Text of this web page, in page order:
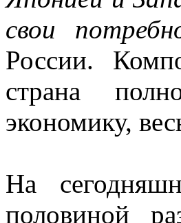
свои
России.
страна
экономику,
На
половиной